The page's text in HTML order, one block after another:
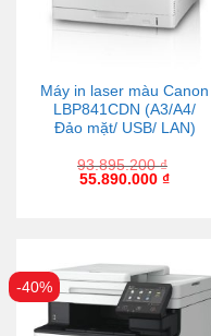
Máy in laser màu Canon
LBP841CDN (A3/A4/
Đảo mặt/ USB/ LAN)
93.895.200₫
55.890.000 ₫
-40%